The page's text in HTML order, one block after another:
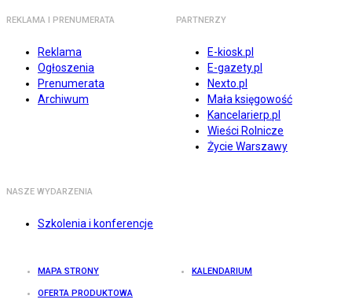
REKLAMA I PRENUMERATA
Reklama
Ogłoszenia
Prenumerata
Archiwum
PARTNERZY
E-kiosk.pl
E-gazety.pl
Nexto.pl
Mała księgowość
Kancelarierp.pl
Wieści Rolnicze
Życie Warszawy
NASZE WYDARZENIA
Szkolenia i konferencje
MAPA STRONY KALENDARIUM
OFERTA PRODUKTOWA